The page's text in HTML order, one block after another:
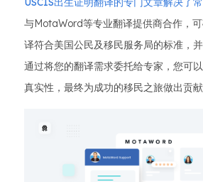
与MotaWord等专业翻译提供商合作，
译符合美国公民及移民服务局的标准，并
通过将您的翻译需求委托给专家，您可
真实性，最终为成功的移民之旅做出贡献